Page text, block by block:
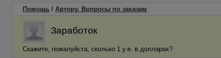
Помощь / Автору. Вопросы по заказам
Заработок
Скажите, пожалуйста, сколько 1 у.е. в долларах?